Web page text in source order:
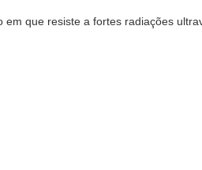
que resiste a fortes radiações